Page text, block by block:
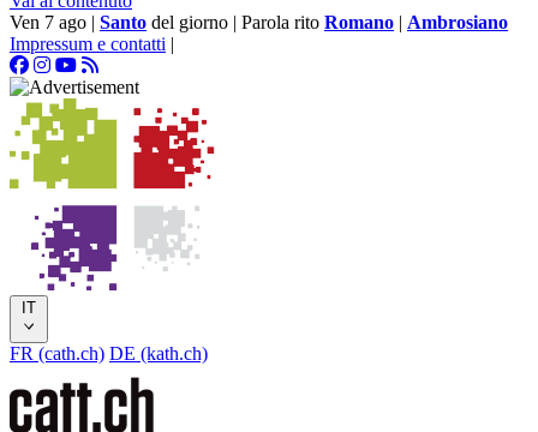
Ven 7 ago | Santo del giorno | Parola rito Romano | Ambrosiano
Impressum e contatti |
IT
FR (cath.ch) DE (kath.ch)